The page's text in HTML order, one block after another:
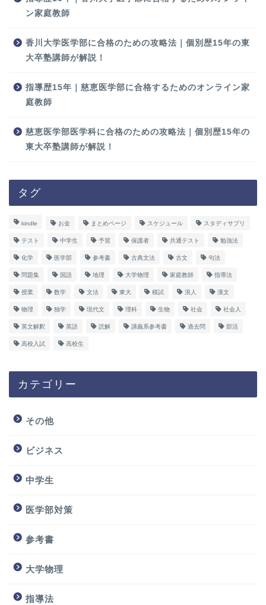
ン家庭教師
香川大学医学部に合格のための攻略法｜個別歴15年の東
大卒塾講師が解説！
指導歴15年｜慈恵医学部に合格するためのオンライン家
庭教師
慈恵医学部医学科に合格のための攻略法｜個別歴15年の
東大卒塾講師が解説！
タグ
kindle お金 まとめページ スケジュール スタディサプリ
テスト 中学生 予習 保護者 共通テスト 勉強法
化学 医学部 参考書 古典文法 古文 句法
問題集 国語 地理 大学物理 家庭教師 指導法
授業 数学 文法 東大 模試 浪人 漢文
物理 独学 現代文 理科 生物 社会 社会人
英文解釈 英語 読解 講義系参考書 過去問 部活
高校入試 高校生
カテゴリー
その他
ビジネス
中学生
医学部対策
参考書
大学物理
指導法